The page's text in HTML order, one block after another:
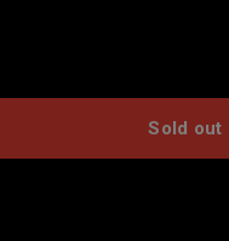
Sold out